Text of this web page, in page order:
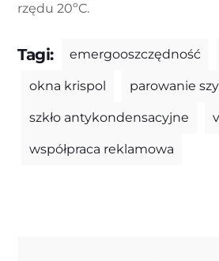
rzędu 20ºC.
Tagi: emergooszczędność
okna krispol parowanie
szkło antykondensacyjne
współpraca reklamowa